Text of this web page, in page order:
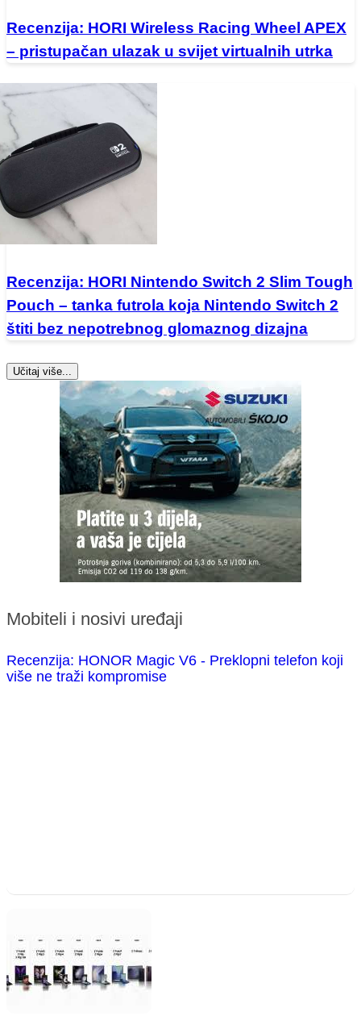
Recenzija: HORI Wireless Racing Wheel APEX
– pristupačan ulazak u svijet virtualnih utrka
Recenzija: HORI Nintendo Switch 2 Slim Tough
Pouch – tanka futrola koja Nintendo Switch 2
štiti bez nepotrebnog glomaznog dizajna
Učitaj više...
Mobiteli i nosivi uređaji
Recenzija: HONOR Magic V6 - Preklopni telefon koji
više ne traži kompromise